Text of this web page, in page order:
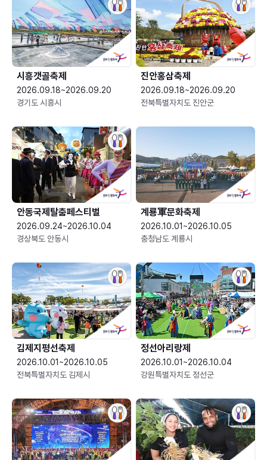
시흥갯골축제
2026.09.18~2026.09.20
경기도 시흥시
진안홍삼축제
2026.09.18~2026.09.20
전북특별자치도 진안군
안동국제탈춤페스티벌
2026.09.24~2026.10.04
경상북도 안동시
2026.10.01~2026.10.05
충청남도 계룡시
김제지평선축제
2026.10.01~2026.10.05
전북특별자치도 김제시
정선아리랑제
2026.10.01~2026.10.04
강원특별자치도 정선군